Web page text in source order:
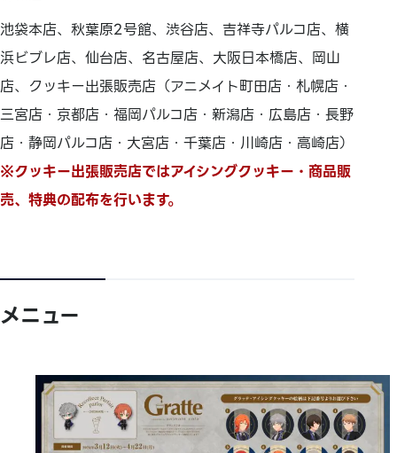
池袋本店、秋葉原2号館、渋谷店、吉祥寺パルコ店、横
浜ビブレ店、仙台店、名古屋店、大阪日本橋店、岡山
店、クッキー出張販売店（アニメイト町田店・札幌店・
三宮店・京都店・福岡パルコ店・新潟店・広島店・長野
店・静岡パルコ店・大宮店・千葉店・川崎店・高崎店）
※クッキー出張販売店ではアイシングクッキー・商品販
売、特典の配布を行います。
メニュー